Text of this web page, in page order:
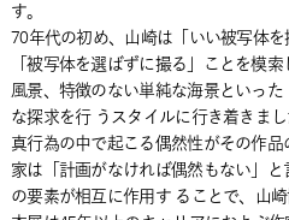
す。
70年代の初め、山崎は「いい被写体を
「被写体を選ばずに撮る」ことを模
風景、特徴のない単純な海景といっ
な探求を行 うスタイルに行き着きま
真行為の中で起こる偶然性がその作
家は「計画がなければ偶然もない」
の要素が相互に作用す ることで、山